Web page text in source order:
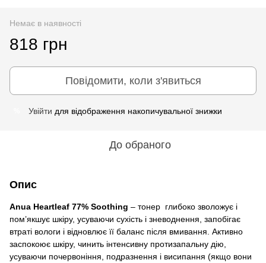
Немає в наявності
818 грн
Повідомити, коли з'явиться
Увійти для відображення накопичувальної знижки
До обраного
Опис
Anua Heartleaf 77% Soothing – тонер глибоко зволожує і
пом’якшує шкіру, усуваючи сухість і зневоднення, запобігає
втраті вологи і відновлює її баланс після вмивання. Активно
заспокоює шкіру, чинить інтенсивну протизапальну дію,
усуваючи почервоніння, подразнення і висипання (якщо вони